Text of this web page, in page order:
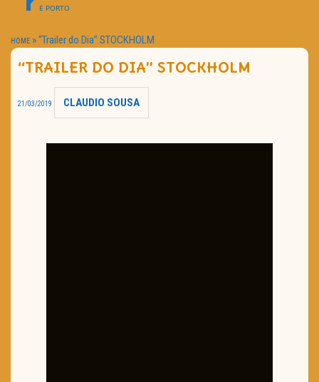
HOME CINEMA
Política de Privacidade
E PORTO
HOME »“Trailer do Dia” STOCKHOLM
“TRAILER DO DIA” STOCKHOLM
21/03/2019 CLAUDIO SOUSA